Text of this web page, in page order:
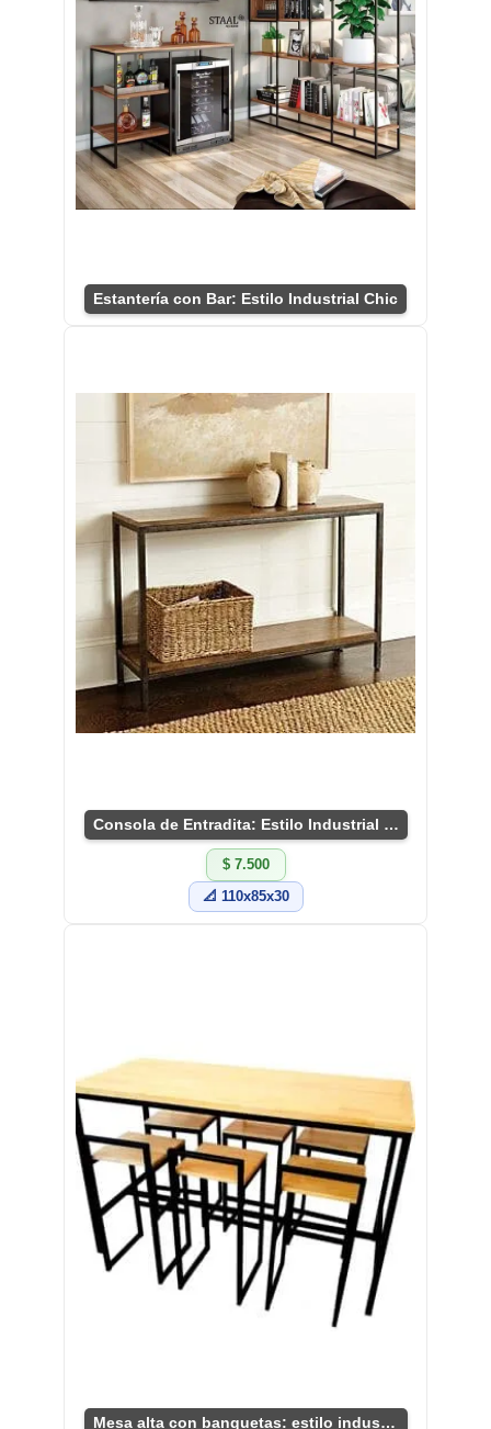
Estantería con Bar: Estilo Industrial Chic
Consola de Entradita: Estilo Industrial Chic
$ 7.500
📐 110x85x30
Mesa alta con banquetas: estilo industrial chic